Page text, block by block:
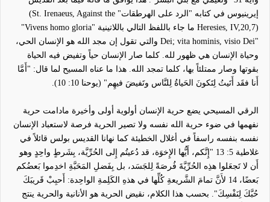
إيرينيوس في كتابه "الرد على الهرطقات" (St. Irenaeus, Against the
Heresies, IV,20,7)ما جاء باللفظ التالي باللاتينية ""Vivens homo gloria
Dei; vita hominis, visio Dei"والتي تقول إن مجد الله هو الإنسان الحي،
وحياة الإنسان هي ظهور لله. كلما صار الإنسان حياً وتفيض فيه الحياة
بقوتها وصار ممتلئاً بها، كلما تمجد الله. هذا ما عناه المسيح لما قال: "أَمَّا
أَنا فقَد أَتَيتُ لِتَكونَ الحَياةُ لِلنَّاس وتَفيضَ فيهِم" (يوحنا 10: 10).
الرقي المسيحي يضع حرية الإنسان أولوية أولى وأخيرة مادامت حرية
نفهمها في ضوء حرية الله نفسه ولا تصير الحرية فرصة لاستعباد الإنسان
نفسه بنفسه راسفاً في أغلال الخطيئة كما نهانا القديس بولس قائلاً في
غلاطية 5: 13 "إِنَّكم، أَيُّها الإِخوَة، قد دُعيتُم إِلى الحُرِّيَّة، بِشَرطٍ واحِدٍ وهو
أَن لا تَجعَلوا هذِه الحُرِّيَّةَ فُرصَةً لِلجَسَد، بل بِفَضلِ المَحَبَّةِ اخدِموا بَعضُكم
بَعضًا، 14 لأَنَّ تمامَ الشَّريعةِ كُلِّها في هذهِ الكَلِمةِ الواحِدة: أَحبِبْ قَريبَكَ
حُبَّكَ لِنَفْسِكَ". بحسب هذا الكلام، نقيض الحرية هو الأنانية والحرية ينتج